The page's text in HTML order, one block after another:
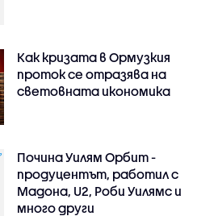
Как кризата в Ормузкия
проток се отразява на
световната икономика
Почина Уилям Орбит -
продуцентът, работил с
Мадона, U2, Роби Уилямс и
много други